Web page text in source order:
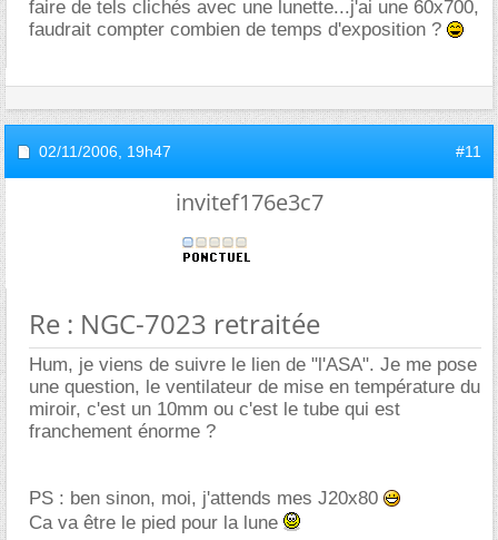
faire de tels clichés avec une lunette...j'ai une 60x700,
faudrait compter combien de temps d'exposition ?
02/11/2006, 19h47 #11
invitef176e3c7
Re : NGC-7023 retraitée
Hum, je viens de suivre le lien de "l'ASA". Je me pose
une question, le ventilateur de mise en température du
miroir, c'est un 10mm ou c'est le tube qui est
franchement énorme ?
PS : ben sinon, moi, j'attends mes J20x80
Ca va être le pied pour la lune